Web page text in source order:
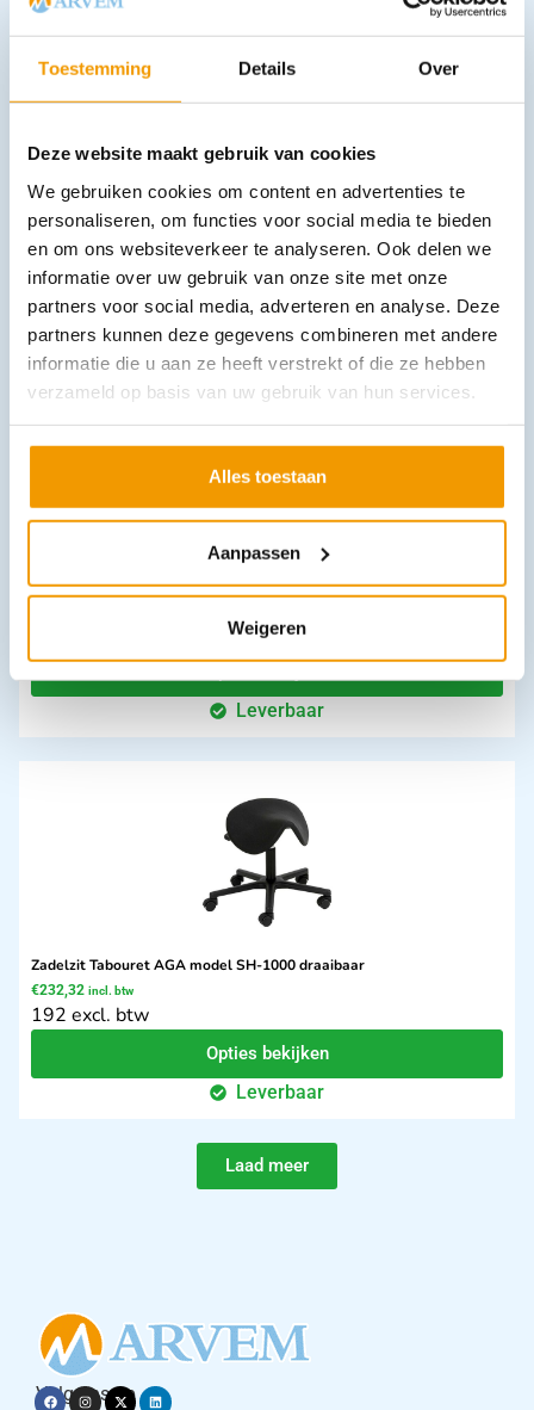
Toestemming Details Over
Deze website maakt gebruik van cookies
We gebruiken cookies om content en advertenties te
personaliseren, om functies voor social media te bieden
en om ons websiteverkeer te analyseren. Ook delen we
informatie over uw gebruik van onze site met onze
partners voor social media, adverteren en analyse. Deze
partners kunnen deze gegevens combineren met andere
informatie die u aan ze heeft verstrekt of die ze hebben
verzameld op basis van uw gebruik van hun services.
Alles toestaan
Aanpassen
Weigeren
Verband en instrumentenwagen met laden en deur model 9066
€1.770,23 incl. btw
1463 excl. btw
In winkelwagen
Operatietafel multi functioneel model AGA-MULTI-MAT
Leverbaar
Zadelzit Tabouret AGA model SH-1000 draaibaar
€232,32 incl. btw
192 excl. btw
Opties bekijken
Leverbaar
Laad meer
Volg ons op